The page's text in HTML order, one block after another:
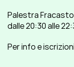
Palestra
dalle 20:30 alle
Per info e